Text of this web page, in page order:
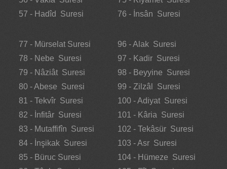
57 - Hadîd Suresi
76 - İnsân Suresi
77 - Mürselat Suresi
78 - Nebe Suresi
79 - Nâziât Suresi
80 - Abese Suresi
81 - Tekvîr Suresi
82 - İnfitâr Suresi
83 - Mutaffifîn Suresi
84 - İnşikak Suresi
85 - Büruc Suresi
96 - Alak Suresi
97 - Kadir Suresi
98 - Beyyine Suresi
99 - Zilzâl Suresi
100 - Adiyat Suresi
101 - Kâria Suresi
102 - Tekâsür Suresi
103 - Asr Suresi
104 - Hümeze Suresi